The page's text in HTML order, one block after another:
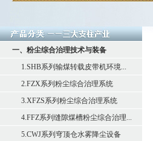
一、粉尘综合治理技术与装备
1.SHB系列输煤转载皮带机环境...
2.FZX系列粉尘综合治理系统
3.XFZS系列粉尘综合治理系统
4.FFZ系列缝隙煤槽粉尘综合治理...
5.CWJ系列穹顶仓水雾降尘设备